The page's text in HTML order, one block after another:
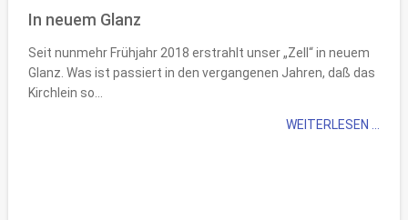
In neuem Glanz
Seit nunmehr Frühjahr 2018 erstrahlt unser „Zell“ in neuem
Glanz. Was ist passiert in den vergangenen Jahren, daß das
Kirchlein so...
WEITERLESEN ...